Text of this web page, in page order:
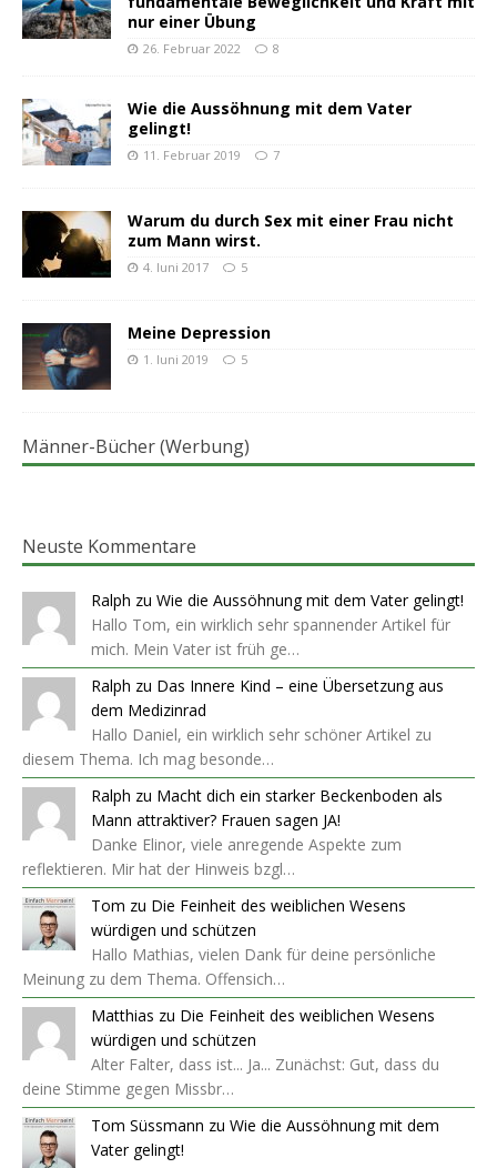
nur einer Übung
26. Februar 2022 8
Wie die Aussöhnung mit dem Vater
gelingt!
11. Februar 2019 7
Warum du durch Sex mit einer Frau nicht
zum Mann wirst.
4. Juni 2017 5
Meine Depression
1. Juni 2019 5
Männer-Bücher (Werbung)
Neuste Kommentare
Ralph zu Wie die Aussöhnung mit dem Vater gelingt!
Hallo Tom, ein wirklich sehr spannender Artikel für
mich. Mein Vater ist früh ge…
Ralph zu Das Innere Kind – eine Übersetzung aus
dem Medizinrad
Hallo Daniel, ein wirklich sehr schöner Artikel zu
diesem Thema. Ich mag besonde…
Ralph zu Macht dich ein starker Beckenboden als
Mann attraktiver? Frauen sagen JA!
Danke Elinor, viele anregende Aspekte zum
reflektieren. Mir hat der Hinweis bzgl…
Tom zu Die Feinheit des weiblichen Wesens
würdigen und schützen
Hallo Mathias, vielen Dank für deine persönliche
Meinung zu dem Thema. Offensich…
Matthias zu Die Feinheit des weiblichen Wesens
würdigen und schützen
Alter Falter, dass ist... Ja... Zunächst: Gut, dass du
deine Stimme gegen Missbr…
Tom Süssmann zu Wie die Aussöhnung mit dem
Vater gelingt!